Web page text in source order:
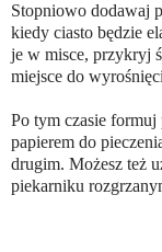
Stopniowo dodawaj
kiedy ciasto będzie
je w misce, przykryj
miejsce do
Po tym czasie formuj
papierem do
drugim. Możesz też
piekarniku